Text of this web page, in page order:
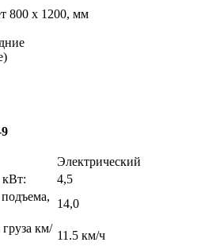
800 х 1200, мм
Электрический
кВт:
4,5
14,0
км/
11.5 км/ч